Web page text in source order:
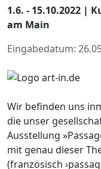
1.6. - 15.10.2022 |
am Main
Eingabedatum:
Wir befinden uns
die unser
Ausstellung
mit genau dieser
(französisch